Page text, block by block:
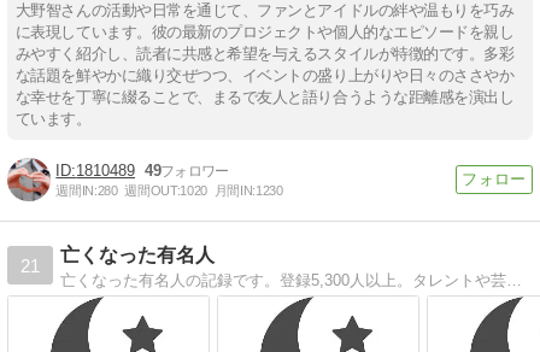
大野智さんの活動や日常を通じて、ファンとアイドルの絆や温もりを巧み
に表現しています。彼の最新のプロジェクトや個人的なエピソードを親し
みやすく紹介し、読者に共感と希望を与えるスタイルが特徴的です。多彩
な話題を鮮やかに織り交ぜつつ、イベントの盛り上がりや日々のささやか
な幸せを丁寧に綴ることで、まるで友人と語り合うような距離感を演出し
ています。
1810489 49
週間IN:280 週間OUT:1020 月間IN:1230
21
亡くなった有名人
亡くなった有名人の記録です。登録5,300人以上。タレントや芸能人、その他各界で亡くなった有名人の職業や死因、年齢などの情報を掲載しています。年月や名前（50音）を選択して検索できます。任意のキーワードで探すことも可能です。